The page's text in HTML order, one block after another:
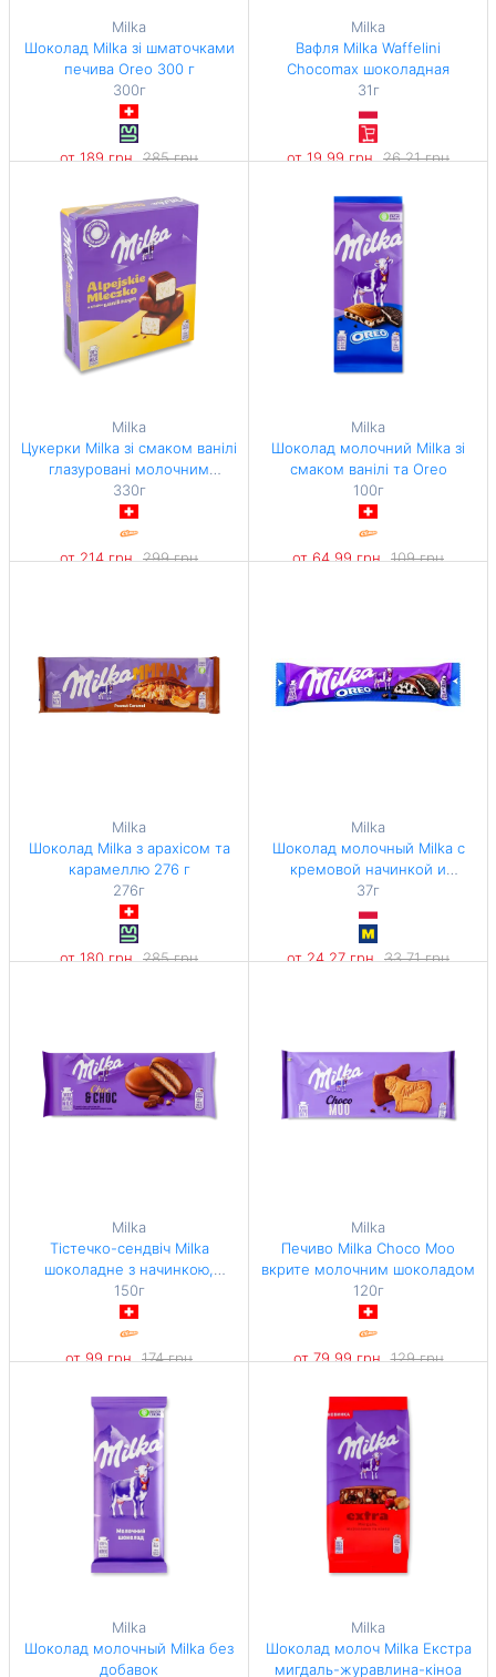
Milka
Шоколад Milka зі шматочками
печива Oreo 300 г
300г
от 189 грн 285 грн
630 грн / 1 кг
Milka
Вафля Milka Waffelini
Chocomax шоколадная
31г
от 19,99 грн 26,21 грн
644,84 грн / 1 кг
Milka
Цукерки Milka зі смаком ванілі
глазуровані молочним
шоколадом
330г
от 214 грн 299 грн
Milka
Шоколад молочний Milka зі
смаком ванілі та Oreo
100г
от 64,99 грн 109 грн
Milka
Шоколад Milka з арахісом та
карамеллю 276 г
276г
от 180 грн 285 грн
Milka
Шоколад молочный Milka с
кремовой начинкой и
кусочками печенья Oreo 37г
37г
от 24,27 грн 33,71 грн
Milka
Тістечко-сендвіч Milka
шоколадне з начинкою,
вкрите молочним шоколадом
150г
от 99 грн 174 грн
660 грн / 1 кг
Milka
Печиво Milka Choco Moo
вкрите молочним шоколадом
120г
от 79,99 грн 129 грн
666,58 грн / 1 кг
Milka
Шоколад молочный Milka без
добавок
Milka
Шоколад молоч Milka Екстра
мигдаль-журавлина-кіноа